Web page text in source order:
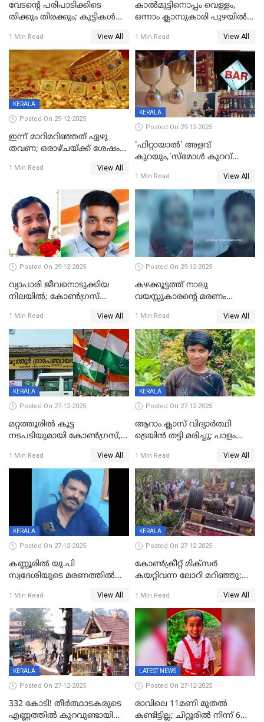
വേടന്റെ പരിപാടിക്കിടെ
തിക്കും തിരക്കും; കുട്ടികള്‍
പരിക്ക്; പാളം മറികടന്ന
യുവാവ് ട്രെയിന്‍ തട്ടി മരിച്ചു
1 Min Read View All
കാൽമുട്ടിനൊപ്പം വെള്ളം,
ഒന്നാം ക്ലാസുകാരി പുഴയിൽ
കുട്ടികൾക്കൊപ്പം
കളിക്കുന്നതിനിടെ
1 Min Read View All
KERALA
Posted On 29-12-2025
ഇന്ന് മാറിമറിഞ്ഞത് ഏഴു
തവണ; ഒരാഴ്ചയ്ക്ക് ശേഷം
1 Min Read View All
KERALA
Posted On 29-12-2025
'ഫിറ്റായാൽ' അളവ്
കുറയും,'സ്‌മോൾ കുറവ്
പിഴ
1 Min Read View All
Posted On 29-12-2025
വ്യാപാരി ജീവനൊടുക്കിയ
നിലയില്‍; കോണ്‍ഗ്രസ്
മാനസികപീഡനമെന്ന് കുറിപ്പ്
1 Min Read View All
Posted On 29-12-2025
കഴക്കൂട്ടത്ത് നാലു
വയസ്സുകാരന്റെ മരണം
സുഹൃത്തും പൊലീസ്
കസ്റ്റഡിയിൽ
1 Min Read View All
KERALA
Posted On 27-12-2025
മറ്റത്തൂരിൽ കൂട്ട
നടപടിയുമായി കോണ്‍ഗ്രസ്,
എട്ട് പേര്‍ ഉള്‍പ്പെടെ
പത്തുപേരെ പുറത്താക്കി,
ചൊവ്വന്നൂരിലും നടപടി
1 Min Read View All
KERALA
Posted On 27-12-2025
ആറാം ക്ലാസ് വിദ്യാർത്ഥി
ട്രെയിൻ തട്ടി മരിച്ചു; പാളം
അപകടം മലപ്പുറത്ത്
1 Min Read View All
KERALA
Posted On 27-12-2025
കണ്ണൂരിൽ യു.പി
സ്വദേശിയുടെ മരണത്തിൽ
കേസ്; തർക്കമുണ്ടായത്
ഫേഷ്യലിന് 300 രൂപ
ആവശ്യപ്പെട്ടതിനെച്ചൊല്ലി
1 Min Read View All
KERALA
Posted On 27-12-2025
കോണ്‍ക്രീറ്റ് മിക്‌സര്‍
കയറ്റിവന്ന ലോറി മറിഞ്ഞു;
അപകടം കണ്ണൂരിൽ
1 Min Read View All
KERALA
Posted On 27-12-2025
332 കോടി! തീർത്ഥാടകരുടെ
എണ്ണത്തിൽ കുറവുണ്ടായിട്ടും
LATEST NEWS
Posted On 27-12-2025
രാവിലെ 11മണി മുതൽ
കണ്ടിട്ടില്ല; ചിറ്റൂരിൽ നിന്ന് 6